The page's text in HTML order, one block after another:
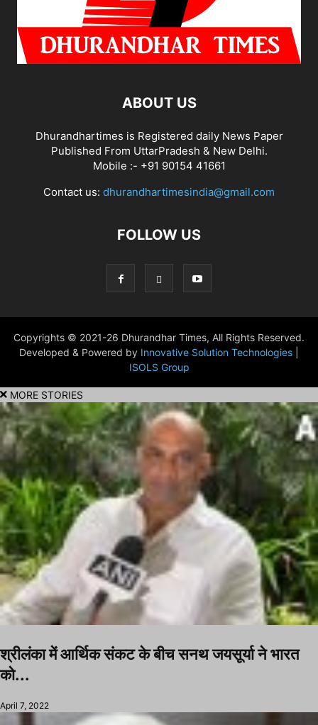
ABOUT US
Dhurandhartimes is Registered daily News Paper
Published From UttarPradesh & New Delhi.
Mobile :- +91 90154 41661
Contact us: dhurandhartimesindia@gmail.com
FOLLOW US
Copyrights © 2021-26 Dhurandhar Times, All Rights Reserved.
Developed & Powered by Innovative Solution Technologies
ISOLS Group
MORE STORIES
श्रीलंका में आर्थिक संकट के बीच सनथ जयसूर्या ने भारत
को...
April 7, 2022